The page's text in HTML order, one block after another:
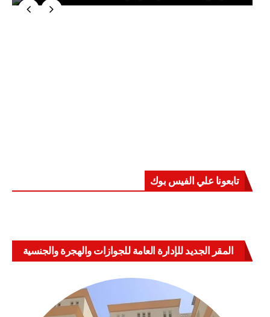
تابعونا علي الفيس بوك
المقر الجديد للإدارة العامة للجوازات والهجرة والجنسية